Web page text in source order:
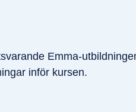
Emma-
inför kursen.